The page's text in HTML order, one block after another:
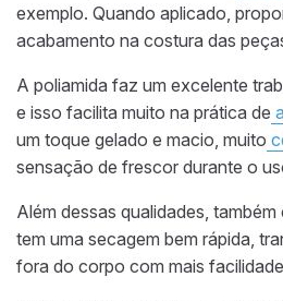
exemplo. Quando aplicado,
acabamento na costura das
A poliamida faz um excelente
e isso facilita muito na prática de
um toque gelado e macio, muito
sensação de frescor durante o
Além dessas qualidades,
tem uma secagem bem rápida,
fora do corpo com mais